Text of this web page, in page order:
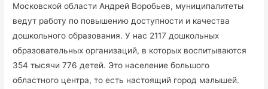
Московской области Андрей Воробьев, муниципалитеты
ведут работу по повышению доступности и качества
дошкольного образования. У нас 2117 дошкольных
образовательных организаций, в которых воспитываются
354 тысячи 776 детей. Это население большого
областного центра, то есть настоящий город малышей.